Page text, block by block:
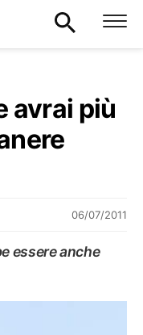
avrai più
06/07/2011
essere anche